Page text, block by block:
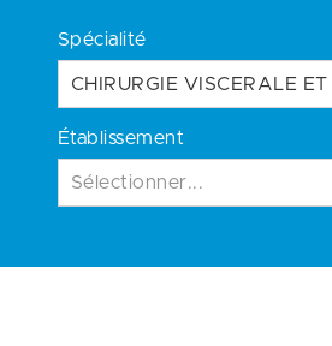
Spécialité
CHIRURGIE VISCERALE
Établissement
Sélectionner...